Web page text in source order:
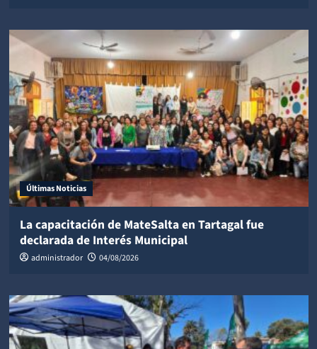
Últimas Noticias
La capacitación de MateSalta en Tartagal fue
declarada de Interés Municipal
administrador 04/08/2026